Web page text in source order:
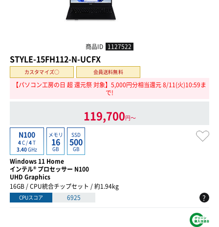
商品ID 1127522
STYLE-15FH112-N-UCFX
カスタマイズ○ 会員送料無料
【パソコン工房の日 超 還元祭 対象】5,000円分相当還元 8/11(火)10:59ま
で!
119,700円〜
N100
4C /4T
3.40GHz
メモリ
16
GB
SSD
500
GB
Windows 11 Home
インテル® プロセッサー N100
UHD Graphics
16GB / CPU統合チップセット / 約1.94kg
CPUスコア 6925 ?